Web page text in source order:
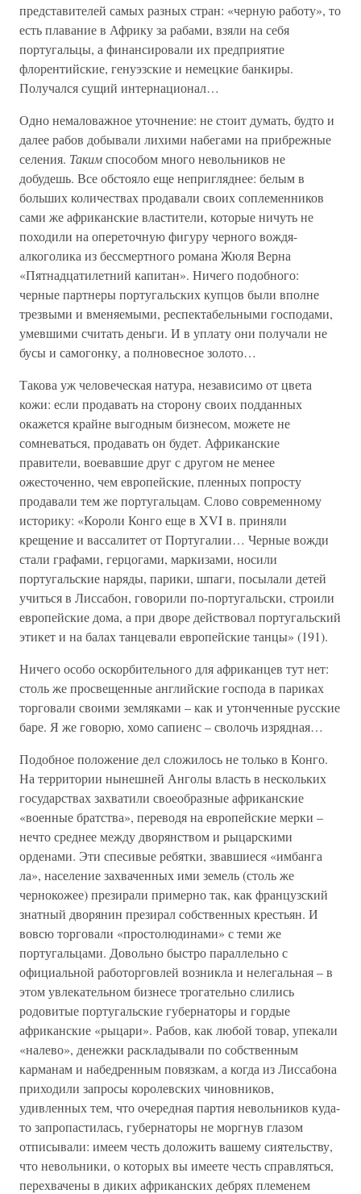
представителей самых разных стран: «черную работу», то
есть плавание в Африку за рабами, взяли на себя
португальцы, а финансировали их предприятие
флорентийские, генуэзские и немецкие банкиры.
Получался сущий интернационал…
Одно немаловажное уточнение: не стоит думать, будто и
далее рабов добывали лихими набегами на прибрежные
селения. Такимспособом много невольников не
добудешь. Все обстояло еще непригляднее: белым в
больших количествах продавали своих соплеменников
сами же африканские властители, которые ничуть не
походили на опереточную фигуру черного вождя-
алкоголика из бессмертного романа Жюля Верна
«Пятнадцатилетний капитан». Ничего подобного:
черные партнеры португальских купцов были вполне
трезвыми и вменяемыми, респектабельными господами,
умевшими считать деньги. И в уплату они получали не
бусы и самогонку, а полновесное золото…
Такова уж человеческая натура, независимо от цвета
кожи: если продавать на сторону своих подданных
окажется крайне выгодным бизнесом, можете не
сомневаться, продавать он будет. Африканские
правители, воевавшие друг с другом не менее
ожесточенно, чем европейские, пленных попросту
продавали тем же португальцам. Слово современному
историку: «Короли Конго еще в XVI в. приняли
крещение и вассалитет от Португалии… Черные вожди
стали графами, герцогами, маркизами, носили
португальские наряды, парики, шпаги, посылали детей
учиться в Лиссабон, говорили по-португальски, строили
европейские дома, а при дворе действовал португальский
этикет и на балах танцевали европейские танцы» (191).
Ничего особо оскорбительного для африканцев тут нет:
столь же просвещенные английские господа в париках
торговали своими земляками – как и утонченные русские
баре. Я же говорю, хомо сапиенс – сволочь изрядная…
Подобное положение дел сложилось не только в Конго.
На территории нынешней Анголы власть в нескольких
государствах захватили своеобразные африканские
«военные братства», переводя на европейские мерки –
нечто среднее между дворянством и рыцарскими
орденами. Эти спесивые ребятки, звавшиеся «имбанга
ла», население захваченных ими земель (столь же
чернокожее) презирали примерно так, как французский
знатный дворянин презирал собственных крестьян. И
вовсю торговали «простолюдинами» с теми же
португальцами. Довольно быстро параллельно с
официальной работорговлей возникла и нелегальная – в
этом увлекательном бизнесе трогательно слились
родовитые португальские губернаторы и гордые
африканские «рыцари». Рабов, как любой товар, упекали
«налево», денежки раскладывали по собственным
карманам и набедренным повязкам, а когда из Лиссабона
приходили запросы королевских чиновников,
удивленных тем, что очередная партия невольников куда-
то запропастилась, губернаторы не моргнув глазом
отписывали: имеем честь доложить вашему сиятельству,
что невольники, о которых вы имеете честь справляться,
перехвачены в диких африканских дебрях племенем